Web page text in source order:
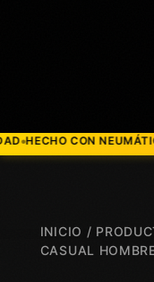
CON NEUMÁTICOS
INICIO /
CASUAL